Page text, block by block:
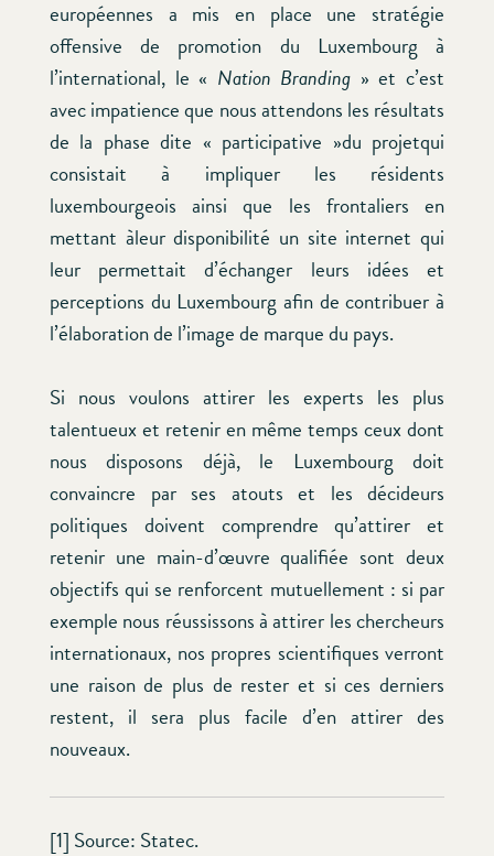
européennes a mis en place une stratégie
offensive de promotion du Luxembourg à
l’international, le « Nation Branding » et c’est
avec impatience que nous attendons les résultats
de la phase dite « participative »du projetqui
consistait à impliquer les résidents
luxembourgeois ainsi que les frontaliers en
mettant àleur disponibilité un site internet qui
leur permettait d’échanger leurs idées et
perceptions du Luxembourg afin de contribuer à
l’élaboration de l’image de marque du pays.
Si nous voulons attirer les experts les plus
talentueux et retenir en même temps ceux dont
nous disposons déjà, le Luxembourg doit
convaincre par ses atouts et les décideurs
politiques doivent comprendre qu’attirer et
retenir une main-d’œuvre qualifiée sont deux
objectifs qui se renforcent mutuellement : si par
exemple nous réussissons à attirer les chercheurs
internationaux, nos propres scientifiques verront
une raison de plus de rester et si ces derniers
restent, il sera plus facile d’en attirer des
nouveaux.
[1] Source: Statec.